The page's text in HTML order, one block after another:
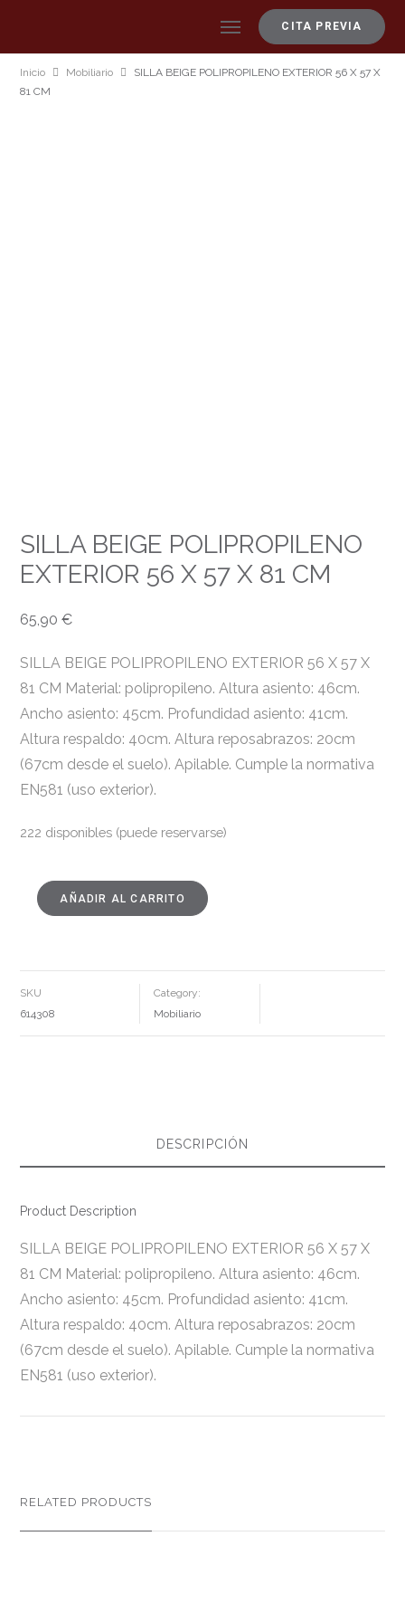
CITA PREVIA
Inicio Mobiliario
SILLA BEIGE POLIPROPILENO EXTERIOR 56 X 57 X
81 CM
SILLA BEIGE POLIPROPILENO
EXTERIOR 56 X 57 X 81 CM
65,90€
SILLA BEIGE POLIPROPILENO EXTERIOR 56 X 57 X
81 CM Material: polipropileno. Altura asiento: 46cm.
Ancho asiento: 45cm. Profundidad asiento: 41cm.
Altura respaldo: 40cm. Altura reposabrazos: 20cm
(67cm desde el suelo). Apilable. Cumple la normativa
EN581 (uso exterior).
222 disponibles (puede reservarse)
SILLA
BEIGE
57
81
CANTIDAD
AÑADIR AL CARRITO
SKU
614308
Category:
Mobiliario
DESCRIPCIÓN
Product Description
SILLA BEIGE POLIPROPILENO EXTERIOR 56 X 57 X
81 CM Material: polipropileno. Altura asiento: 46cm.
Ancho asiento: 45cm. Profundidad asiento: 41cm.
Altura respaldo: 40cm. Altura reposabrazos: 20cm
(67cm desde el suelo). Apilable. Cumple la normativa
EN581 (uso exterior).
RELATED PRODUCTS